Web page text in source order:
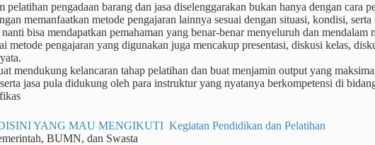
pelatihan pengadaan barang dan jasa diselenggarakan bukan hanya dengan cara
memanfaatkan metode pengajaran lainnya sesuai dengan situasi, kondisi,
bisa mendapatkan pemahaman yang benar-benar menyeluruh dan mendalam
metode pengajaran yang digunakan juga mencakup presentasi, diskusi kelas,
mendukung kelancaran tahap pelatihan dan buat menjamin output yang
jasa pula didukung oleh para instruktur yang nyatanya berkompetensi di
YANG MAU MENGIKUTI Kegiatan Pendidikan dan Pelatihan
BUMN, dan Swasta